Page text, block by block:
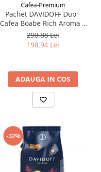
Cafea-Premium
Pachet DAVIDOFF Duo -
Cafea Boabe Rich Aroma +
Brazil 2x1Kg
290,88 Lei
198,94 Lei
ADAUGA IN COS
-32%